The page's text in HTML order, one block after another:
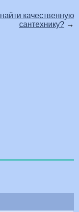
качественную
сантехнику? →